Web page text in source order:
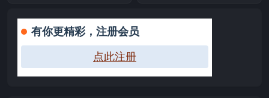
有你更精彩，注册会员
点此注册